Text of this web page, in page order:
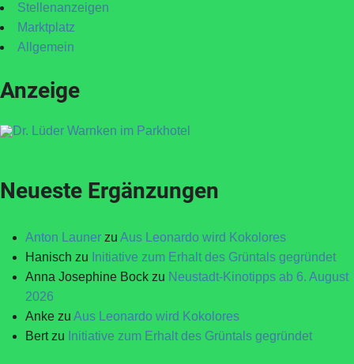
Stellenanzeigen
Marktplatz
Allgemein
Anzeige
Neueste Ergänzungen
Anton Launer zu Aus Leonardo wird Kokolores
Hanisch zu Initiative zum Erhalt des Grüntals gegründet
Anna Josephine Bock zu Neustadt-Kinotipps ab 6. August
2026
Anke zu Aus Leonardo wird Kokolores
Bertzu Initiative zum Erhalt des Grüntals gegründet